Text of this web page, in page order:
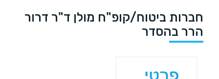
חברות ביטוח/קופ"ח מולן ד"ר דרור
הרר בהסדר